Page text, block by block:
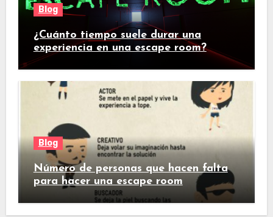
Blog
¿Cuánto tiempo suele durar una
experiencia en una escape room?
Blog
Número de personas que hacen falta
para hacer una escape room